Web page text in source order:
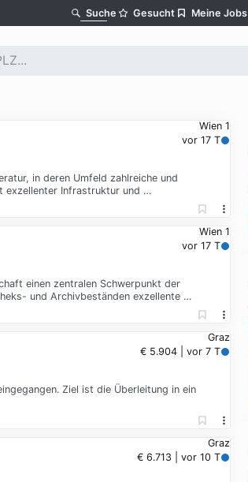
Suche Gesucht Meine Jobs
Wien 1
vor 17 T
in deren Umfeld zahlreiche und
exzellenter Infrastruktur und …
Wien 1
vor 17 T
einen zentralen Schwerpunkt der
und Archivbeständen exzellente …
Graz
€ 5.904 | vor 7 T
Ziel ist die Überleitung in ein
Graz
€ 6.713 | vor 10 T